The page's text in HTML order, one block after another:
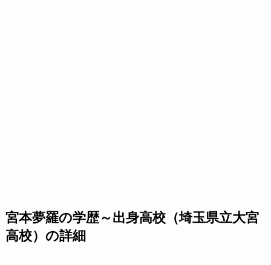
宮本夢羅の学歴～出身高校（埼玉県立大宮
高校）の詳細